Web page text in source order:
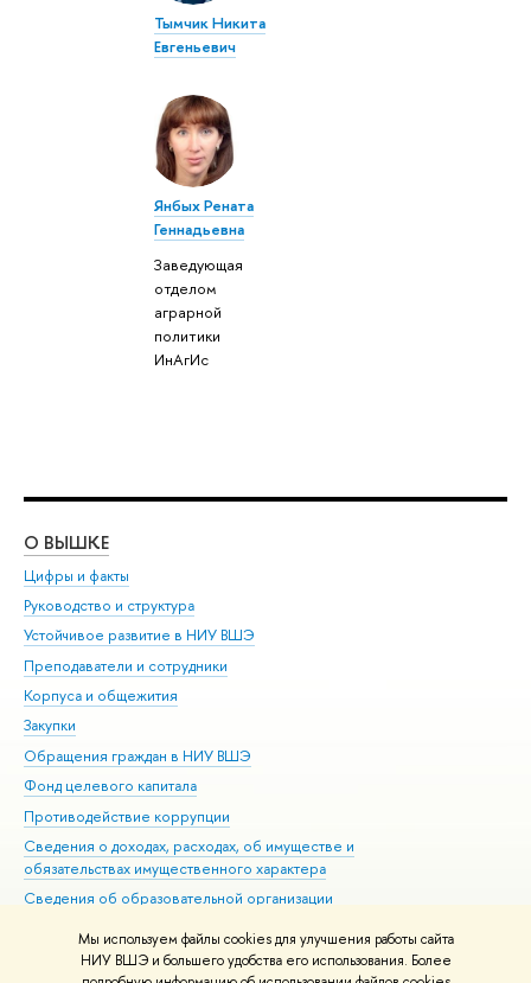
Мы используем файлы cookies для улучшения работы сайта
НИУ ВШЭ и большего удобства его использования. Более
Тымчик Никита
Евгеньевич
Янбых Рената
Геннадьевна
Заведующая
отделом
аграрной
политики
ИнАгИс
О ВЫШКЕ
Цифры и факты
Руководство и структура
Устойчивое развитие в НИУ ВШЭ
Преподаватели и сотрудники
Корпуса и общежития
Закупки
Обращения граждан в НИУ ВШЭ
Фонд целевого капитала
Противодействие коррупции
Сведения о доходах, расходах, об имуществе и
обязательствах имущественного характера
Сведения об образовательной организации
Людям с ограниченными возможностями здоровья
Единая платежная страница